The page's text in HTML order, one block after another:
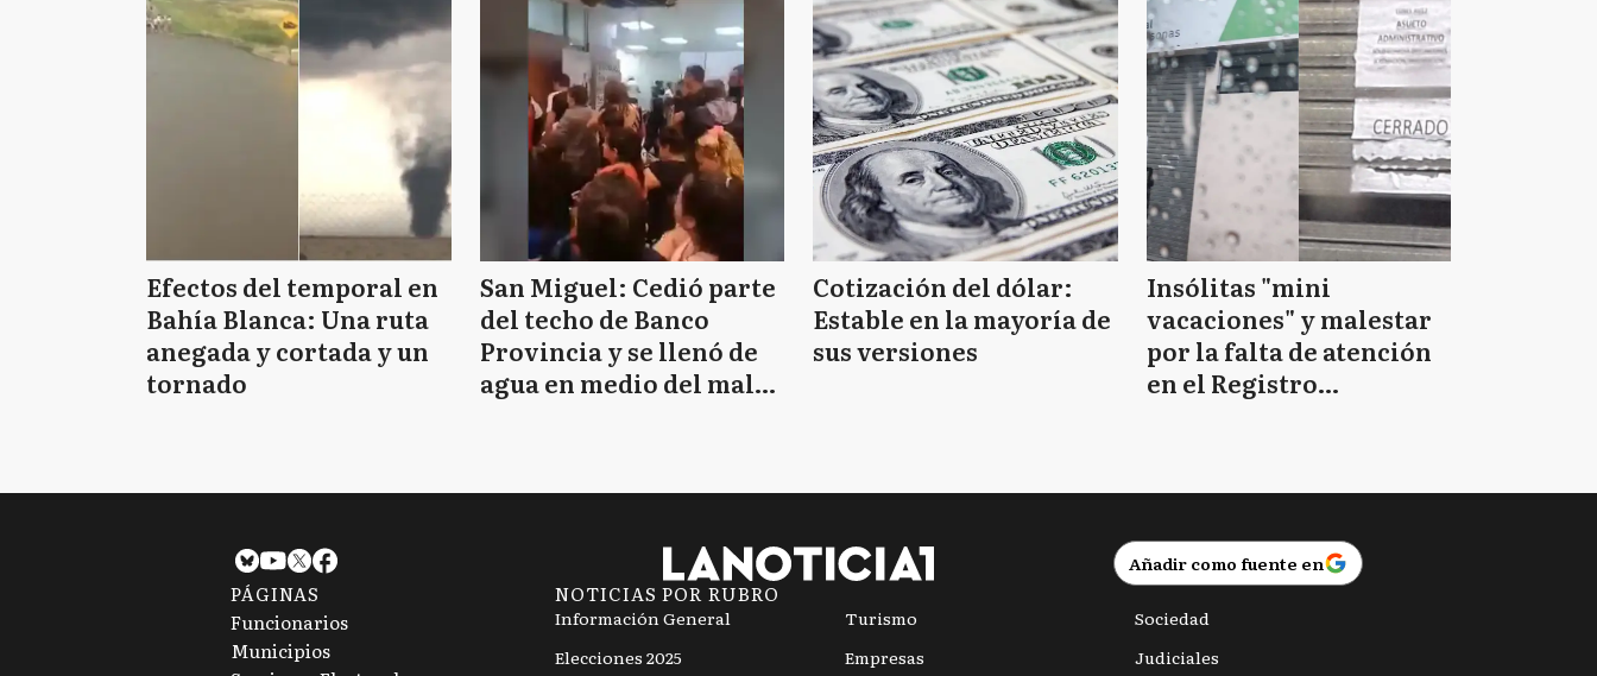
Efectos del temporal en
Bahía Blanca: Una ruta
anegada y cortada y un
tornado
San Miguel: Cedió parte
del techo de Banco
Provincia y se llenó de
agua en medio del mal
Cotización del dólar:
Estable en la mayoría de
sus versiones
Insólitas "mini
vacaciones" y malestar
por la falta de atención
en el Registro
Añadir como fuente en
PÁGINAS
Funcionarios
Municipios
NOTICIAS POR RUBRO
Información General
Elecciones 2025
Turismo
Empresas
Sociedad
Judiciales